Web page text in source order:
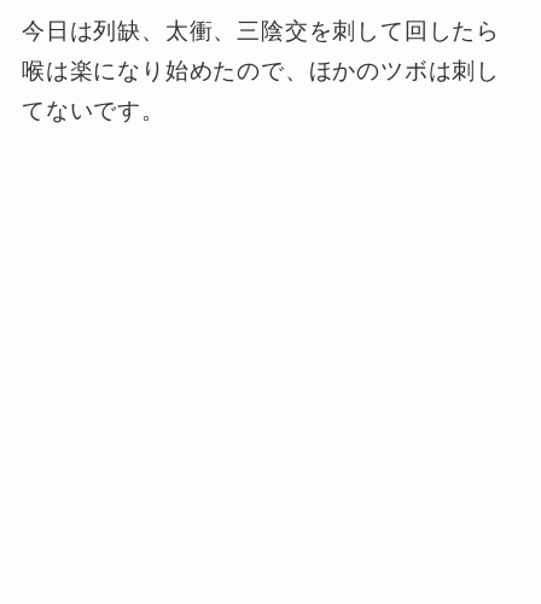
今日は列缺、太衝、三陰交を刺して回したら
喉は楽になり始めたので、ほかのツボは刺し
てないです。